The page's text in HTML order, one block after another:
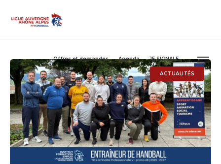
Offres et demandes Agenda JE SIGNALE
ACTUALITÉS